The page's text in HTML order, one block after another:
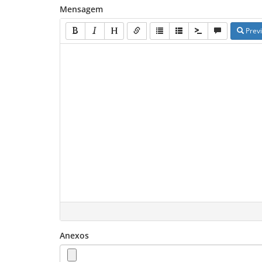
Mensagem
Anexos